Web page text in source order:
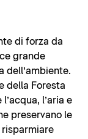
di forza da
grande
dell’ambiente.
della Foresta
l’aria e
preservano le
risparmiare